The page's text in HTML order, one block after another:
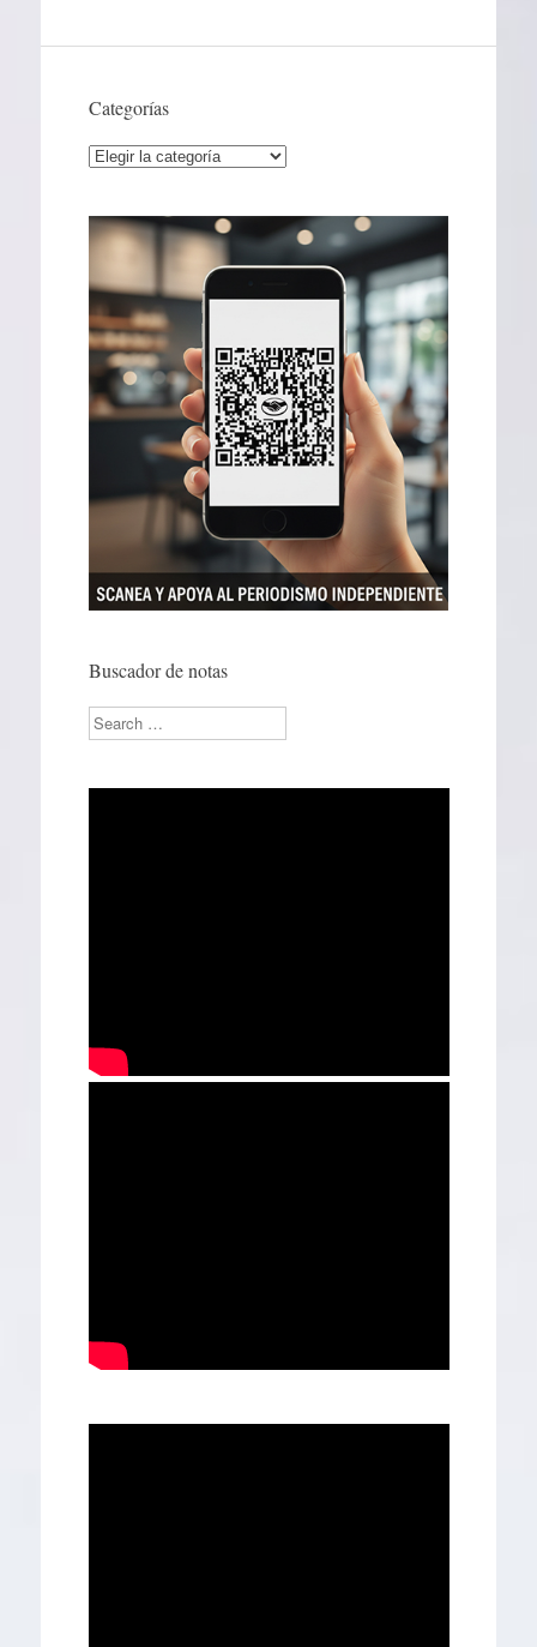
Categorías
Categorías
Buscador de notas
Search